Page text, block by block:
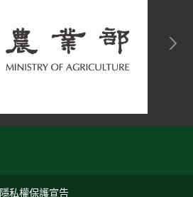
隱私權保護宣告